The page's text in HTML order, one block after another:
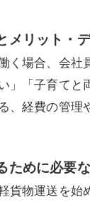
メリット・
く場合、会
」「子育て
、経費の管理
ために必要
貨物運送を